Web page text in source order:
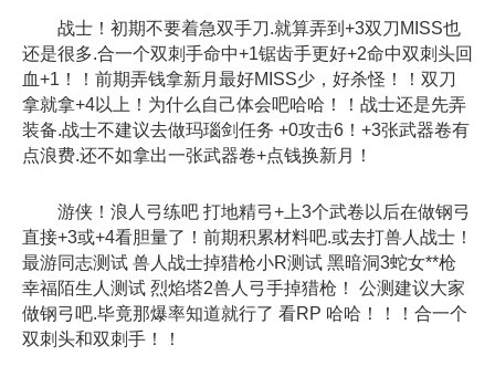
战士！初期不要着急双手刀.就算弄到+3双刀MISS也
还是很多.合一个双刺手命中+1锯齿手更好+2命中双刺头回
血+1！！前期弄钱拿新月最好MISS少，好杀怪！！双刀
拿就拿+4以上！为什么自己体会吧哈哈！！战士还是先弄
装备.战士不建议去做玛瑙剑任务 +0攻击6！+3张武器卷有
点浪费.还不如拿出一张武器卷+点钱换新月！
游侠！浪人弓练吧 打地精弓+上3个武卷以后在做钢弓
直接+3或+4看胆量了！前期积累材料吧.或去打兽人战士！
最游同志测试 兽人战士掉猎枪小R测试 黑暗洞3蛇女**枪
幸福陌生人测试 烈焰塔2兽人弓手掉猎枪！ 公测建议大家
做钢弓吧.毕竟那爆率知道就行了 看RP 哈哈！！！合一个
双刺头和双刺手！！